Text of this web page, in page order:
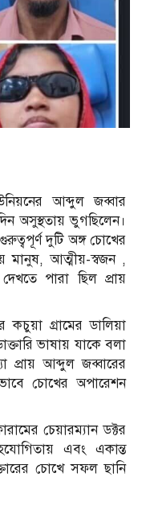
আব্দুল জব্বার
অসুস্থতায় ভুগছিলেন।
দুটি অঙ্গ চোখের
মানুষ, আত্মীয়-স্বজন ,
পারা ছিল প্রায়
গ্রামের ডালিয়া
ভাষায় যাকে বলা
আব্দুল জব্বারের
চোখের অপারেশন
চেয়ারম্যান ডক্টর
এবং একান্ত
চোখে সফল ছানি